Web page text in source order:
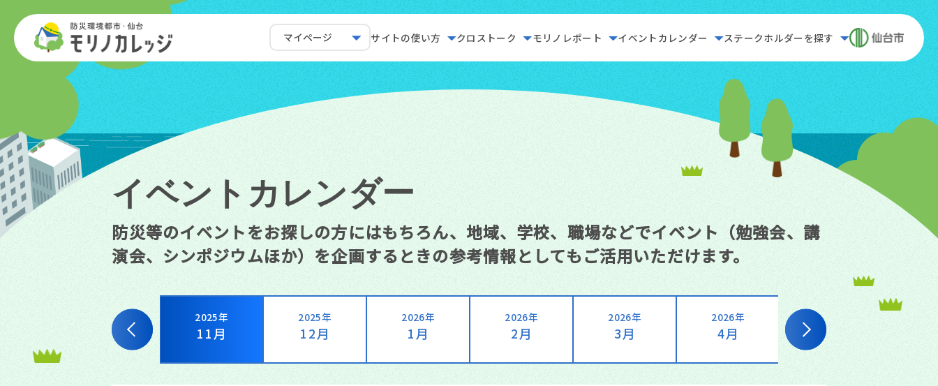
マイページ サイトの使い方 クロストーク モリノレポート イベントカレンダー ステークホルダーを探す
イベント カレンダー
防災等のイベントをお探しの方にはもちろん、地域、学校、職場などでイベント（勉強会、講
演会、シンポジウムほか）を企画するときの参考情報としてもご活用いただけます。
2025年
10月
2025年
11月
2025年
12月
2026年
1月
2026年
2月
2026年
3月
2026年
4月
2026年
5月